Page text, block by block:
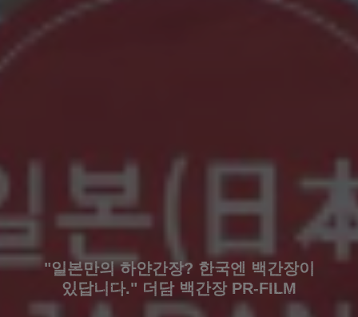
"일본만의 하얀간장? 한국엔 백간장이
있답니다." 더담 백간장 PR-FILM